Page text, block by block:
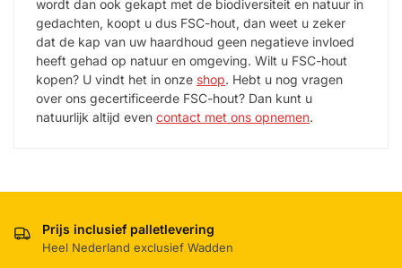
wordt dan ook gekapt met de biodiversiteit en natuur in
gedachten, koopt u dus FSC-hout, dan weet u zeker
dat de kap van uw haardhoud geen negatieve invloed
heeft gehad op natuur en omgeving. Wilt u FSC-hout
kopen? U vindt het in onze shop. Hebt u nog vragen
over ons gecertificeerde FSC-hout? Dan kunt u
natuurlijk altijd even contact met ons opnemen.
Prijs inclusief palletlevering
Heel Nederland exclusief Wadden